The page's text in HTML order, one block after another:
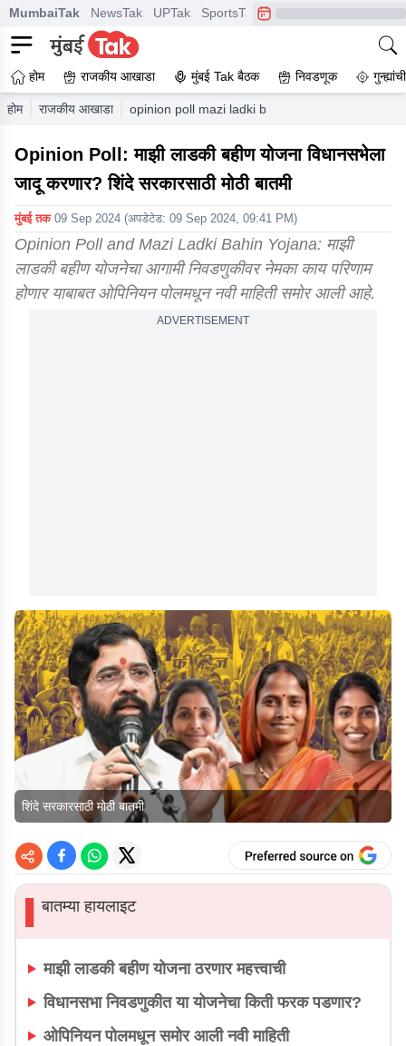
MumbaiTak NewsTak UPTak SportsTak CrimeTak
होम राजकीय आखाडा मुंबई Tak बैठक निवडणूक
होम राजकीय आखाडा opinion poll mazi ladki bahin yojana will be a
Opinion Poll: माझी लाडकी बहीण योजना विधानसभेला
जादू करणार? शिंदे सरकारसाठी मोठी बातमी
मुंबई तक 09 Sep 2024 (अपडेटेड: 09 Sep 2024, 09:41 PM)
Opinion Poll and Mazi Ladki Bahin Yojana: माझी
लाडकी बहीण योजनेचा आगामी निवडणुकीवर नेमका काय परिणाम
होणार याबाबत ओपिनियन पोलमधून नवी माहिती समोर आली आहे.
ADVERTISEMENT
शिंदे सरकारसाठी मोठी बातमी
▌बातम्या हायलाइट
माझी लाडकी बहीण योजना ठरणार महत्त्वाची
विधानसभा निवडणुकीत या योजनेचा किती फरक पडणार?
ओपिनियन पोलमधून समोर आली नवी माहिती